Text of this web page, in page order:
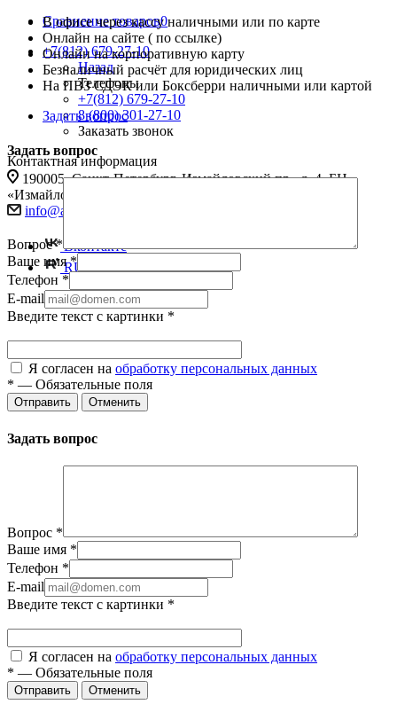
Сравнение товаров0
+7(812) 679-27-10
Назад
Телефоны
+7(812) 679-27-10
8 (800) 301-27-10
Заказать звонок
Контактная информация
190005, Санкт-Петербург, Измайловский пр., д. 4, БЦ
«Измайловский», офис 246
info@avttech.ru
Вконтакте
RUTUBE
В офисе через кассу наличными или по карте
Онлайн на сайте ( по ссылке)
Онлайн на корпоративную карту
Безналичный расчёт для юридических лиц
На ПВЗ СДЭК или Боксберри наличными или картой
Задать вопрос
Задать вопрос
Вопрос*
Ваше имя*
Телефон *
E-mail
Введите текст с картинки *
Я согласен на обработку персональных данных
* — Обязательные поля
Отправить Отменить
Задать вопрос
Вопрос *
Ваше имя *
Телефон *
E-mail
Введите текст с картинки *
Я согласен на обработку персональных данных
* — Обязательные поля
Отправить Отменить